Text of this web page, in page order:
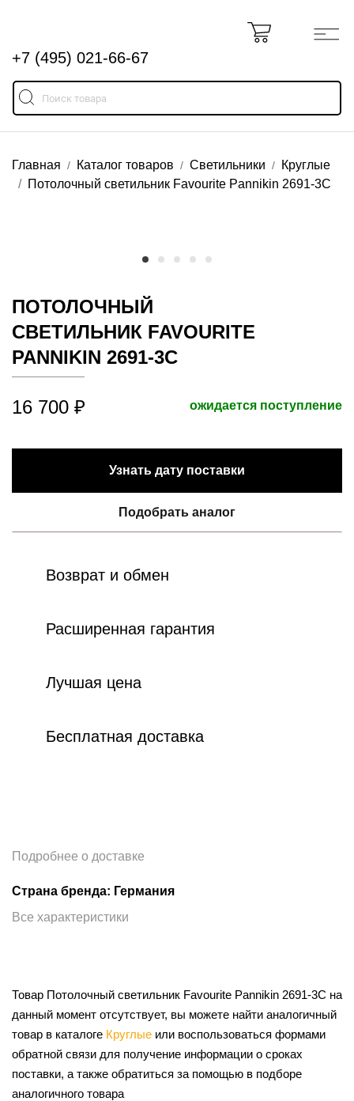
+7 (495) 021-66-67
Главная Каталог товаров Светильники
Круглые
Потолочный светильник Favourite Pannikin 2691-3C
ПОТОЛОЧНЫЙ
СВЕТИЛЬНИК FAVOURITE
PANNIKIN 2691-3C
16 700 ₽ ожидается поступление
Узнать дату поставки
Подобрать аналог
Возврат и обмен
Расширенная гарантия
Лучшая цена
Бесплатная доставка
Подробнее о доставке
Страна бренда: Германия
Все характеристики
Товар Потолочный светильник Favourite Pannikin 2691-3C на
данный момент отсутствует, вы можете найти аналогичный
товар в каталоге Круглые или воспользоваться формами
обратной связи для получение информации о сроках
поставки, а также обратиться за помощью в подборе
аналогичного товара